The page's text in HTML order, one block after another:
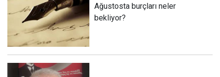
Ağustosta burçları neler
bekliyor?